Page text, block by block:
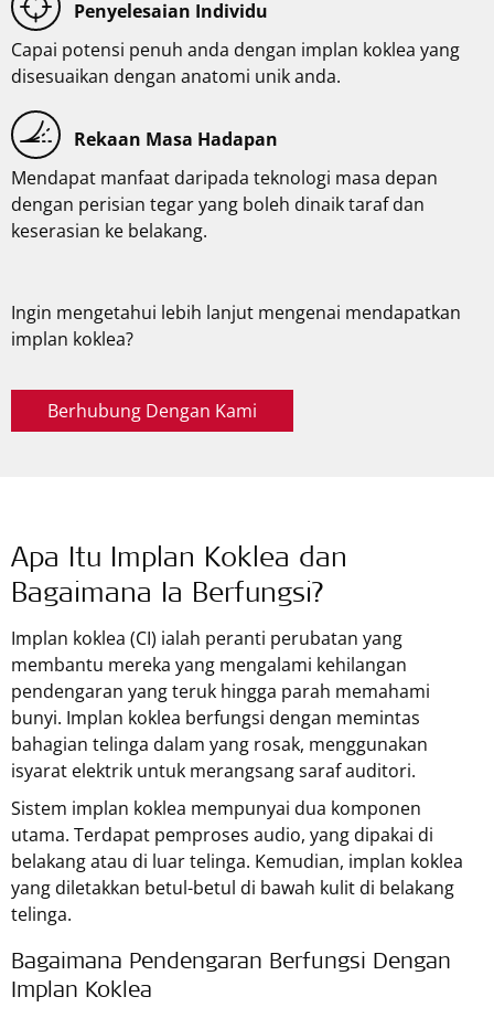
Penyelesaian Individu
Capai potensi penuh anda dengan implan koklea yang
disesuaikan dengan anatomi unik anda.
Rekaan Masa Hadapan
Mendapat manfaat daripada teknologi masa depan
dengan perisian tegar yang boleh dinaik taraf dan
keserasian ke belakang.
Ingin mengetahui lebih lanjut mengenai mendapatkan
implan koklea?
Berhubung Dengan Kami
Apa Itu Implan Koklea dan
Bagaimana Ia Berfungsi?
Implan koklea (CI) ialah peranti perubatan yang
membantu mereka yang mengalami kehilangan
pendengaran yang teruk hingga parah memahami
bunyi. Implan koklea berfungsi dengan memintas
bahagian telinga dalam yang rosak, menggunakan
isyarat elektrik untuk merangsang saraf auditori.
Sistem implan koklea mempunyai dua komponen
utama. Terdapat pemproses audio, yang dipakai di
belakang atau di luar telinga. Kemudian, implan koklea
yang diletakkan betul-betul di bawah kulit di belakang
telinga.
Bagaimana Pendengaran Berfungsi Dengan
Implan Koklea